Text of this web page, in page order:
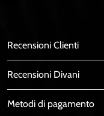
Recensioni Clienti
Recensioni Divani
Metodi di pagamento